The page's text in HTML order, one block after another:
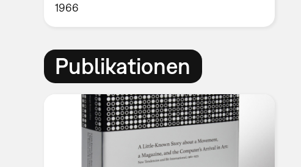
1966
Publikationen